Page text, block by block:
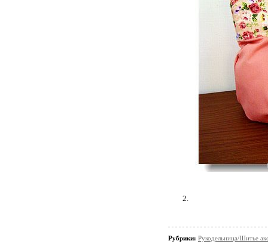
2.
Рубрики: Рукодельница/Шитье